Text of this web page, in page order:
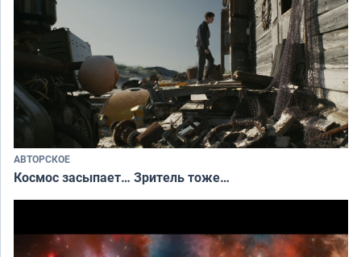
АВТОРСКОЕ
Космос засыпает… Зритель тоже…